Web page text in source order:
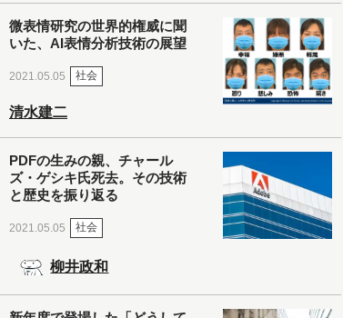
微表情研究の世界的権威に聞
いた、AI表情分析技術の展望
2021.05.05 社会
清水建二
PDFの生みの親、チャール
ズ・ゲシキ氏死去。その技術
と歴史を振り返る
2021.05.05 社会
柳井政和